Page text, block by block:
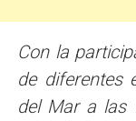
Con la
de diferentes
del Mar a las